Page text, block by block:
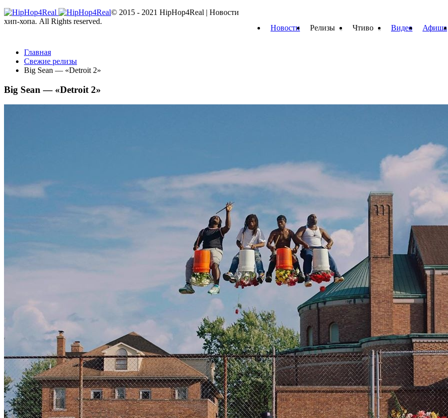
Новости Релизы Чтиво Видео Афиша
Главная
Свежие релизы
Big Sean — «Detroit 2»
Big Sean — «Detroit 2»
© 2015 - 2021 HipHop4Real | Новости
хип-хопа. All Rights reserved.